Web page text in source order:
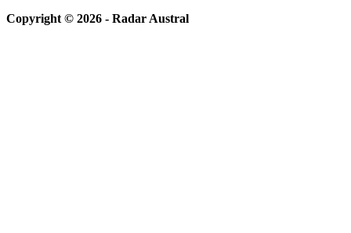
Copyright © 2026 - Radar Austral